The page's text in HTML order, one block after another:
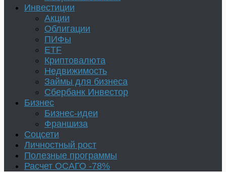
Инвестиции
Акции
Облигации
ПИФы
ETF
Криптовалюта
Недвижимость
Займы для бизнеса
Сбербанк Инвестор
Бизнес
Бизнес-идеи
Франшиза
Соцсети
Личностный рост
Полезные программы
Расчет ОСАГО -78%